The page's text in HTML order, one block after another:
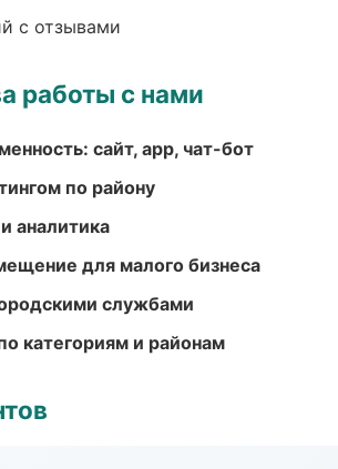
с отзывами
работы с нами
сайт, app, чат-бот
по району
аналитика
для малого бизнеса
службами
категориям и районам